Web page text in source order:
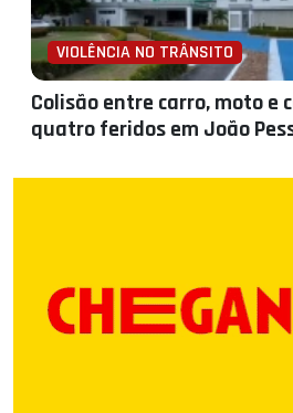
VIOLÊNCIA NO TRÂNSITO
Colisão entre carro, moto e
quatro feridos em João